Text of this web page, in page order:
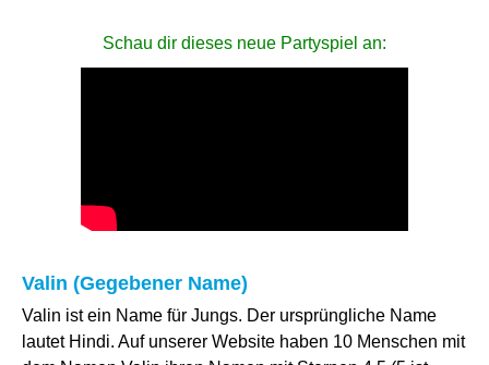
Schau dir dieses neue Partyspiel an:
Valin (Gegebener Name)
Valin ist ein Name für Jungs. Der ursprüngliche Name
lautet Hindi. Auf unserer Website haben 10 Menschen mit